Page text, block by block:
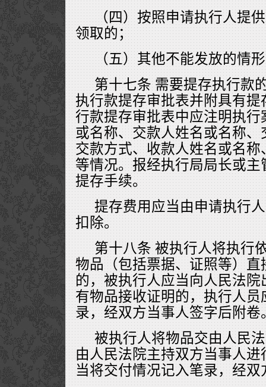
（四）按照申请执行人提
领取的；
（五）其他不能发放的情
第十七条 需要提存执行款
执行款提存审批表并附具有
行款提存审批表中应注明执
或名称、交款人姓名或名称
交款方式、收款人姓名或名
等情况。报经执行局局长或
提存手续。
提存费用应当由申请执行
扣除。
第十八条 被执行人将执行
物品（包括票据、证照等）
的，被执行人应当向人民法
有物品接收证明的，执行人
录，经双方当事人签字后附卷
被执行人将物品交由人民
由人民法院主持双方当事人
当将交付情况记入笔录，经